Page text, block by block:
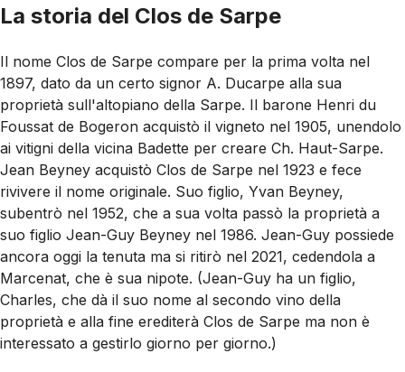
La storia del Clos de Sarpe
Il nome Clos de Sarpe compare per la prima volta nel
1897, dato da un certo signor A. Ducarpe alla sua
proprietà sull'altopiano della Sarpe. Il barone Henri du
Foussat de Bogeron acquistò il vigneto nel 1905, unendolo
ai vitigni della vicina Badette per creare Ch. Haut-Sarpe.
Jean Beyney acquistò Clos de Sarpe nel 1923 e fece
rivivere il nome originale. Suo figlio, Yvan Beyney,
subentrò nel 1952, che a sua volta passò la proprietà a
suo figlio Jean-Guy Beyney nel 1986. Jean-Guy possiede
ancora oggi la tenuta ma si ritirò nel 2021, cedendola a
Marcenat, che è sua nipote. (Jean-Guy ha un figlio,
Charles, che dà il suo nome al secondo vino della
proprietà e alla fine erediterà Clos de Sarpe ma non è
interessato a gestirlo giorno per giorno.)